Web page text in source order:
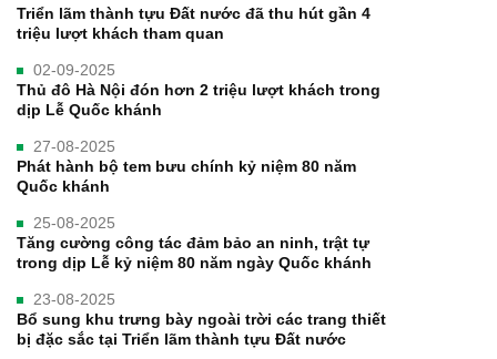
Triển lãm thành tựu Đất nước đã thu hút gần 4
triệu lượt khách tham quan
02-09-2025
Thủ đô Hà Nội đón hơn 2 triệu lượt khách trong
dịp Lễ Quốc khánh
27-08-2025
Phát hành bộ tem bưu chính kỷ niệm 80 năm
Quốc khánh
25-08-2025
Tăng cường công tác đảm bảo an ninh, trật tự
trong dịp Lễ kỷ niệm 80 năm ngày Quốc khánh
23-08-2025
Bổ sung khu trưng bày ngoài trời các trang thiết
bị đặc sắc tại Triển lãm thành tựu Đất nước